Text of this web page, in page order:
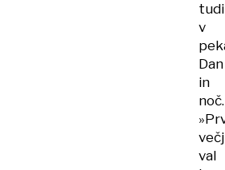
tudi
v
Dan
in
noč.
val